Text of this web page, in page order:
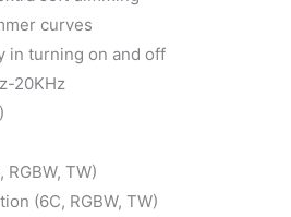
curves
in turning on and off
20KHz
TW)
(6C, RGBW, TW)